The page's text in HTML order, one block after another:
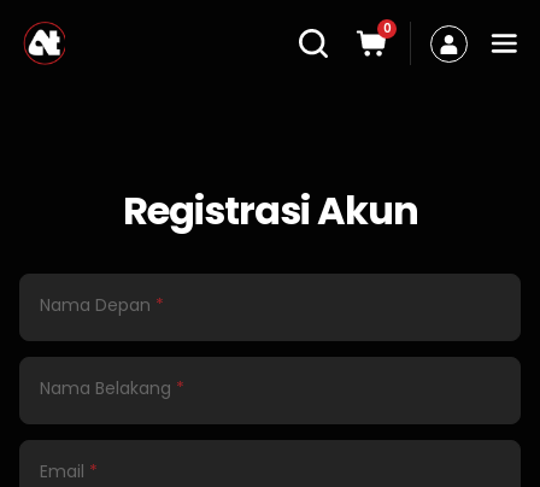
0
Registrasi Akun
Nama Depan *
Nama Belakang *
Email *